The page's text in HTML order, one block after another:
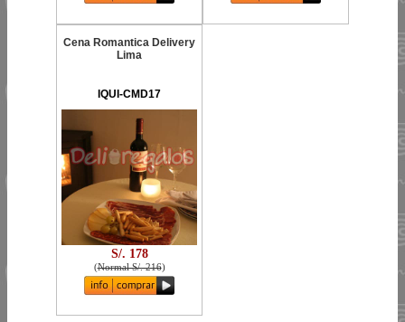
Cena Romantica Delivery
Lima
IQUI-CMD17
S/. 178
(Normal S/. 216)